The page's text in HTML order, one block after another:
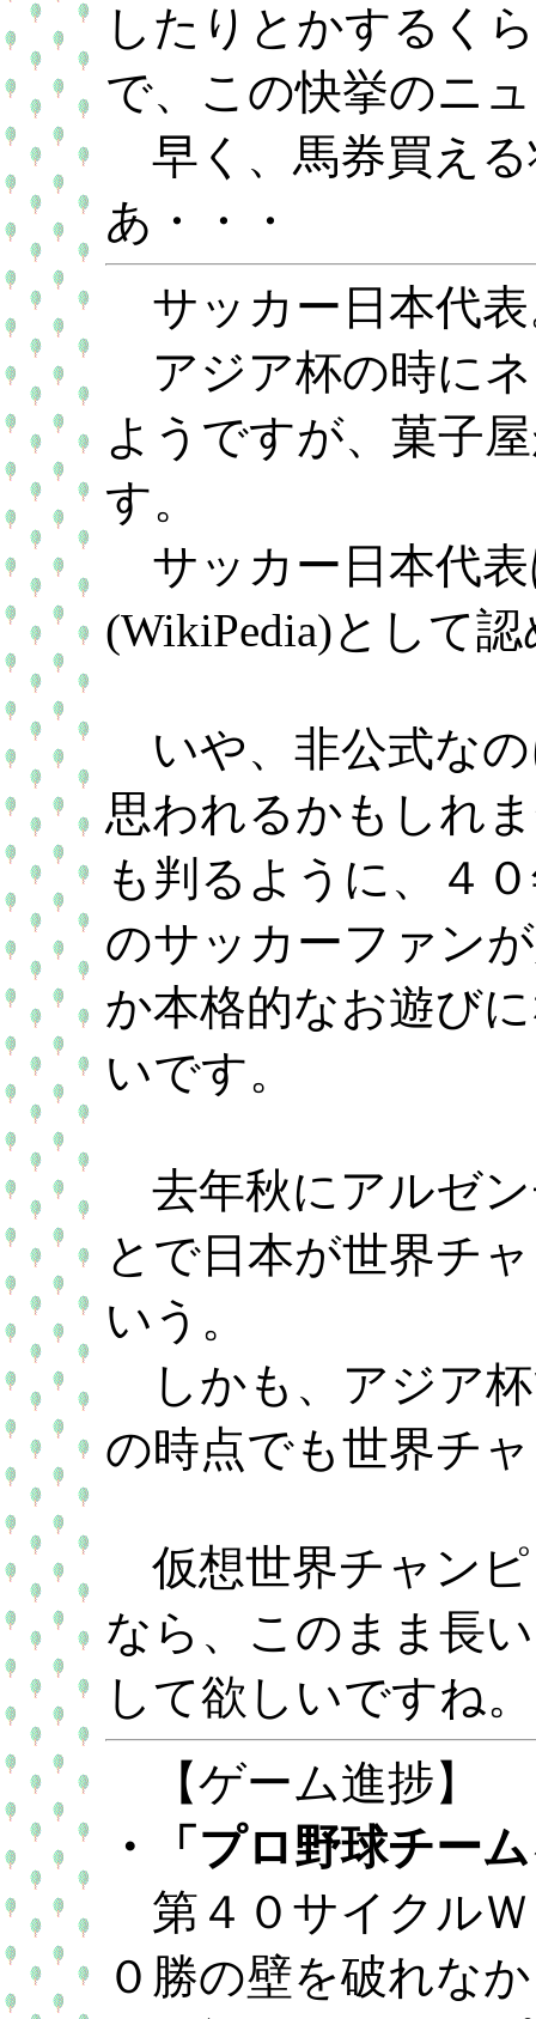
したりとかするく
で、この快挙のニ
早く、馬券買え
あ・・・
サッカー日本代
アジア杯の時に
ようですが、菓子
す。
サッカー日本代
(WikiPedia)として
いや、非公式な
思われるかもしれ
も判るように、４
のサッカーファン
か本格的なお遊び
いです。
去年秋にアルゼ
とで日本が世界チ
いう。
しかも、アジア
の時点でも世界チ
仮想世界チャン
なら、このまま長
して欲しいですね。
【ゲーム進捗】
・「プロ野球チー
第４０サイクルＷ
０勝の壁を破れな